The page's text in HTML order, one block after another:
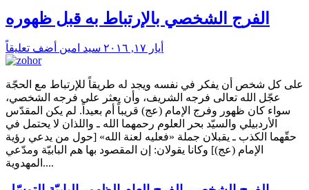
الفرج الشخصي بالإرتباط به قبل ظهوره
أيار ١٧, ٢٠١٦ سید امین أضف تعليقاً
على كل شخص أن يفكر في نفسه ويجد له طريقاً للإرتباط مع الحجّة
عجّل الله تعالى فرجه الشريف، وأن يعثر على فرجه الشخصي،
سواء كان ظهور وفرج الإمام (عج) قريباً أم بعيداً. لم يكن المقدّس
الأردبيلي والسيّد بحر العلوم رحمهما الله ـ واللذان لا يحتمل في
حقّهما الكذب ـ يقبلان جملة «فعليه لعنة الله» [حول من يدعي رؤية
الإمام (عج)] وكانا يقولان: إن المقصود بها هم البابيّة ومدّعي
المهدوية....